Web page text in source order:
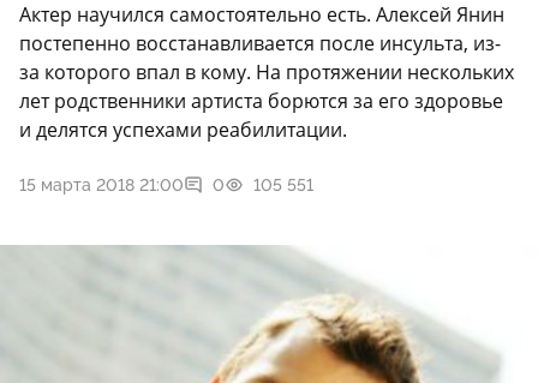
Актер научился самостоятельно есть. Алексей Янин
постепенно восстанавливается после инсульта, из-
за которого впал в кому. На протяжении нескольких
лет родственники артиста борются за его здоровье
и делятся успехами реабилитации.
15 марта 2018 21:00 0 105 551